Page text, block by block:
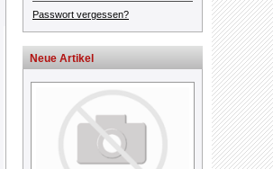
Passwort vergessen?
Neue Artikel